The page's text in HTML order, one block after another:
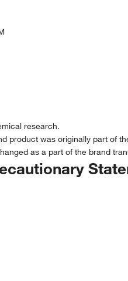
research.
product was originally part of
as a part of the brand